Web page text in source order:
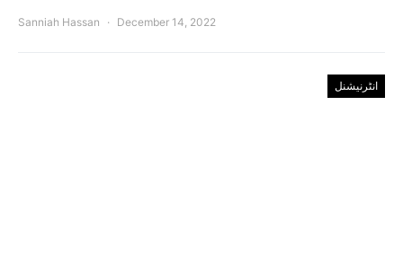
Sanniah Hassan December 14, 2022
انٹرنیشنل